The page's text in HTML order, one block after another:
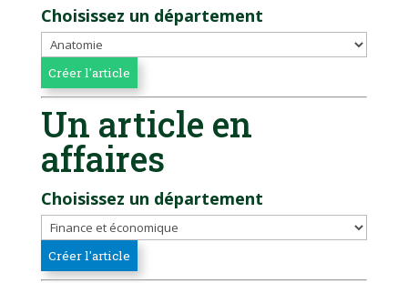
Choisissez un département
Un article en
affaires
Choisissez un département